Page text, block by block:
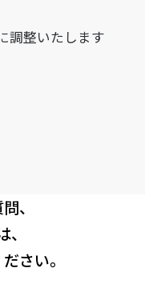
調整いたします
、
さい。